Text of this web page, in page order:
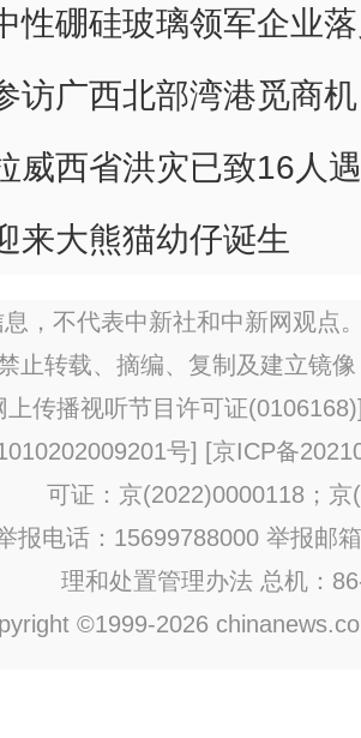
性硼硅玻璃领军企业
访广西北部湾港觅商
威西省洪灾已致16人
来大熊猫幼仔诞生
，不代表中新社和中新网观点
止转载、摘编、复制及建立镜
上传播视听节目许可证(0106168)
号] [京ICP备
可证：京(2022)0000118；京
报电话：15699788000 举报邮
理和处置管理办法 总机：
©1999-2026